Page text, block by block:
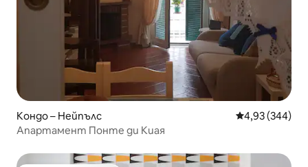
Кондо – Нейпълс Средна
4,93 (344)
Апартамент Понте ди Киая